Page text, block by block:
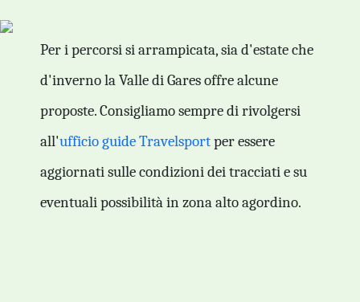
Per i percorsi si arrampicata, sia d'estate che
d'inverno la Valle di Gares offre alcune
proposte. Consigliamo sempre di rivolgersi
all'ufficio guide Travelsportper essere
aggiornati sulle condizioni dei tracciati e su
eventuali possibilità in zona alto agordino.